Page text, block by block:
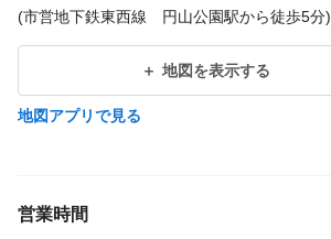
(市営地下鉄東西線 円山公園駅から徒歩5分)
地図を表示する
地図アプリで見る
営業時間